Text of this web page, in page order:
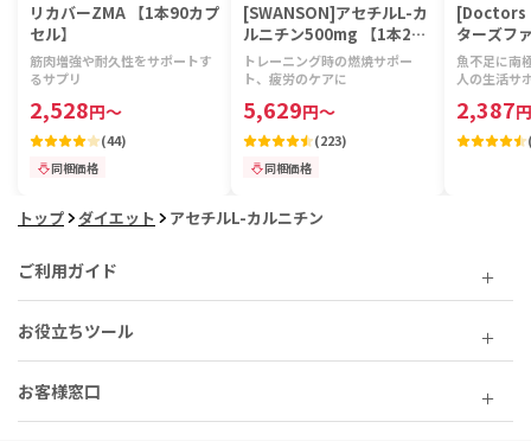
リカバーZMA 【1本90カプ
セル】
筋肉増強や耐久性をサポートす
るサプリ
2,528円～
(44)
同梱価格
[SWANSON]アセチルL-カ
ルニチン500mg 【1本240
ベジカプセル】
トレーニング時の燃焼サポー
ト、疲労のケアに
5,629円～
(223)
同梱価格
[Doctors
ターズフ
リルビタ
粒】
魚不足に南
人の生活サ
2,387円
トップ ダイエット アセチルL-カルニチン
ご利用ガイド
お役立ちツール
お客様窓口